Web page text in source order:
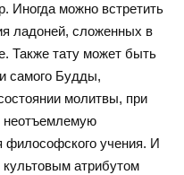
Иногда можно встретить
ладоней, сложенных в
Также тату может быть
самого Будды,
молитвы, при
неотъемлемую
философского учения. И
атрибутом